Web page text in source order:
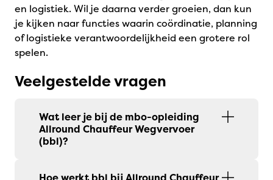
en logistiek. Wil je daarna verder groeien, dan kun
je kijken naar functies waarin coördinatie, planning
of logistieke verantwoordelijkheid een grotere rol
spelen.
Veelgestelde vragen
Wat leer je bij de mbo-opleiding
Allround Chauffeur Wegvervoer
(bbl)?